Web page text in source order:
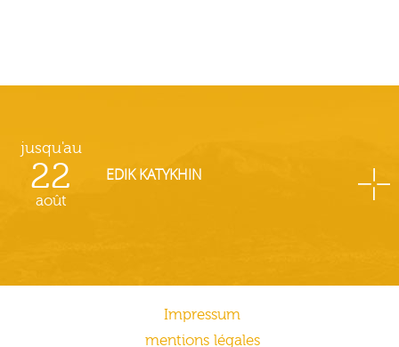
jusqu'au
22
août
EDIK KATYKHIN
Impressum
mentions légales